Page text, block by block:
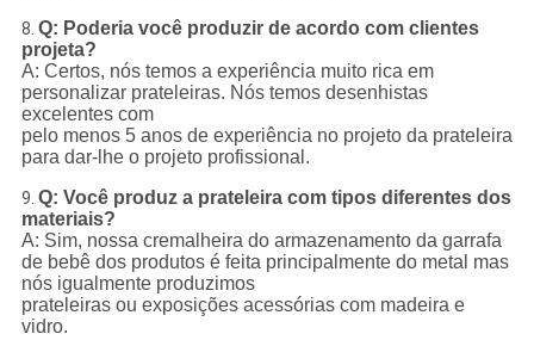
8. Q: Poderia você produzir de acordo com clientes
projeta?
A: Certos, nós temos a experiência muito rica em
personalizar prateleiras. Nós temos desenhistas
excelentes com
pelo menos 5 anos de experiência no projeto da prateleira
para dar-lhe o projeto profissional.
9. Q: Você produz a prateleira com tipos diferentes dos
materiais?
A: Sim, nossa cremalheira do armazenamento da garrafa
de bebê dos produtos é feita principalmente do metal mas
nós igualmente produzimos
prateleiras ou exposições acessórias com madeira e
vidro.